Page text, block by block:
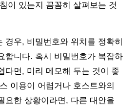
이 있는지 꼼꼼히 살펴보는 것
경우, 비밀번호와 위치를 정확히
합니다. 혹시 비밀번호가 복잡하
다면, 미리 메모해 두는 것이 좋
이용이 어렵거나 호스트와의
요한 상황이라면, 다른 대안을